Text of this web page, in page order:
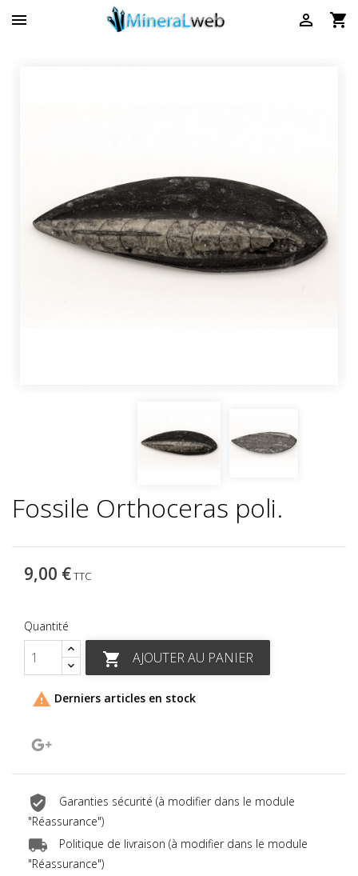
 

Fossile Orthoceras poli.
9,00 €TTC
Quantité
 AJOUTER AU PANIER
 Derniers articles en stock
Garanties sécurité (à modifier dans le module
"Réassurance")
Politique de livraison (à modifier dans le module
"Réassurance")